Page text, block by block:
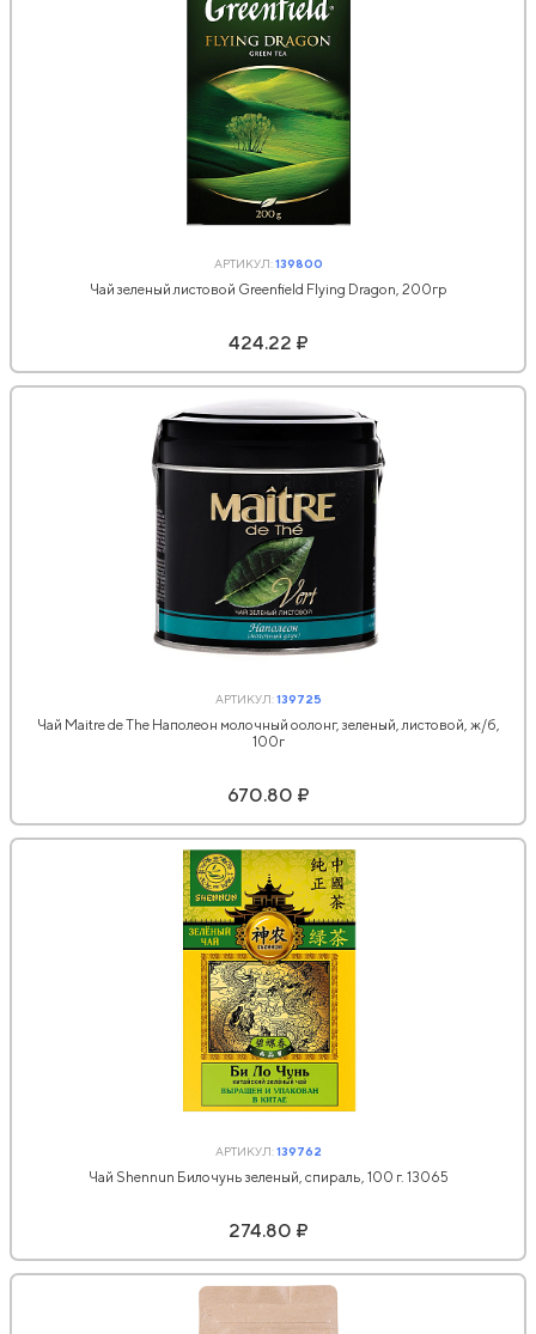
АРТИКУЛ:139800
Чай зеленый листовой Greenfield Flying Dragon, 200гр
424.22 ₽
АРТИКУЛ:139725
Чай Maitre de The Наполеон молочный оолонг, зеленый, листовой, ж/б,
100г
670.80 ₽
АРТИКУЛ:139762
Чай Shennun Билочунь зеленый, спираль, 100 г. 13065
274.80 ₽